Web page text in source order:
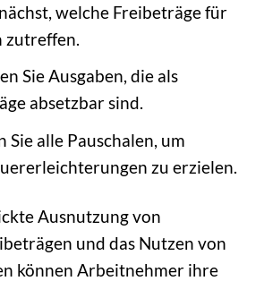
welche Freibeträge für
zutreffen.
Sie Ausgaben, die als
absetzbar sind.
Sie alle Pauschalen, um
zu erzielen.
Ausnutzung von
und das Nutzen von
können Arbeitnehmer ihre